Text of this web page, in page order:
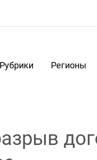
Рубрики Регионы